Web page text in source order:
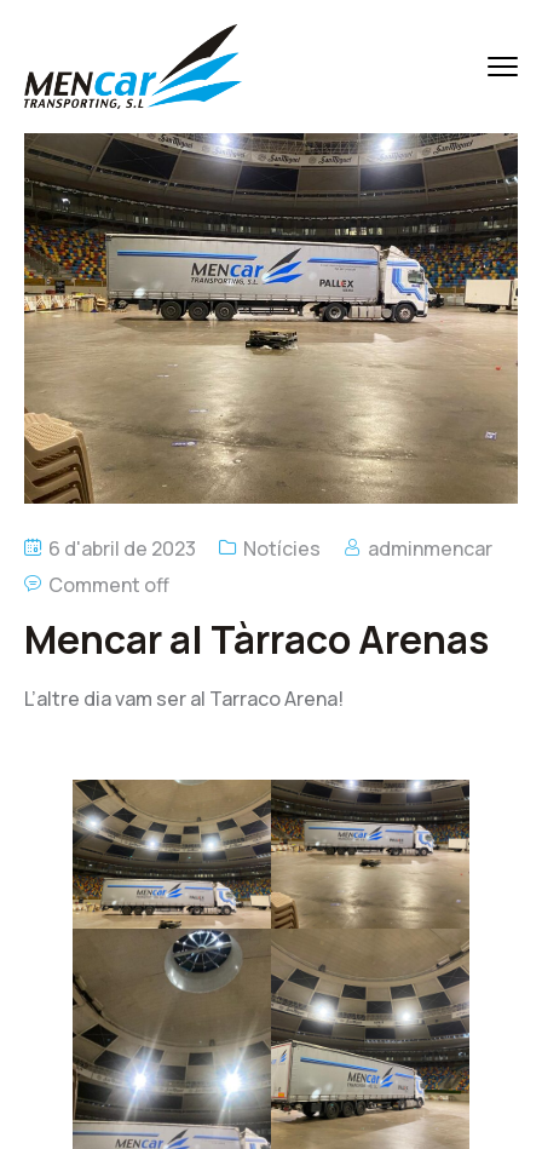
6 d'abril de 2023 Notícies
adminmencar
Comment off
Mencar al Tàrraco Arenas
L’altre dia vam ser al Tarraco Arena!